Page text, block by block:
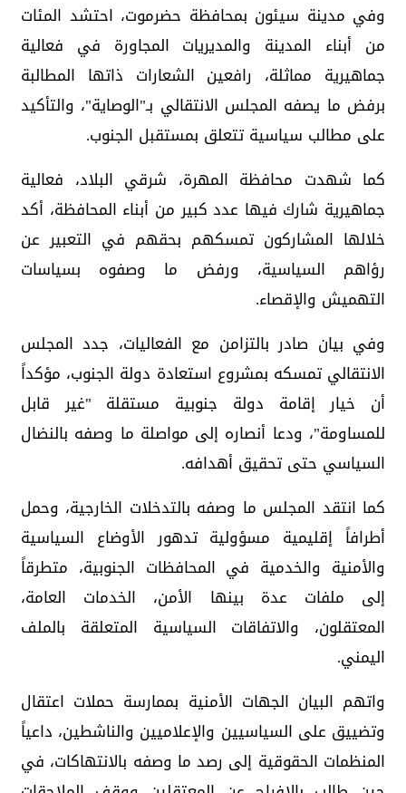
وفي مدينة سيئون بمحافظة حضرموت، احتشد المئات
من أبناء المدينة والمديريات المجاورة في فعالية
جماهيرية مماثلة، رافعين الشعارات ذاتها المطالبة
برفض ما يصفه المجلس الانتقالي بـ"الوصاية"، والتأكيد
على مطالب سياسية تتعلق بمستقبل الجنوب.
كما شهدت محافظة المهرة، شرقي البلاد، فعالية
جماهيرية شارك فيها عدد كبير من أبناء المحافظة، أكد
خلالها المشاركون تمسكهم بحقهم في التعبير عن
رؤاهم السياسية، ورفض ما وصفوه بسياسات
التهميش والإقصاء.
وفي بيان صادر بالتزامن مع الفعاليات، جدد المجلس
الانتقالي تمسكه بمشروع استعادة دولة الجنوب، مؤكداً
أن خيار إقامة دولة جنوبية مستقلة "غير قابل
للمساومة"، ودعا أنصاره إلى مواصلة ما وصفه بالنضال
السياسي حتى تحقيق أهدافه.
كما انتقد المجلس ما وصفه بالتدخلات الخارجية، وحمل
أطرافاً إقليمية مسؤولية تدهور الأوضاع السياسية
والأمنية والخدمية في المحافظات الجنوبية، متطرقاً
إلى ملفات عدة بينها الأمن، الخدمات العامة،
المعتقلون، والاتفاقات السياسية المتعلقة بالملف
اليمني.
واتهم البيان الجهات الأمنية بممارسة حملات اعتقال
وتضييق على السياسيين والإعلاميين والناشطين، داعياً
المنظمات الحقوقية إلى رصد ما وصفه بالانتهاكات، في